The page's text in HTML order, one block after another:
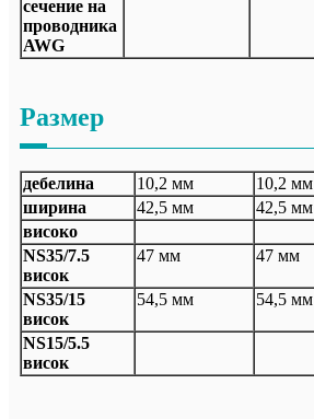
сечение на
проводника
AWG
Размер
дебелина 10,2 мм 10,2 мм
ширина
42,5 мм 42,5 мм
високо
NS35/7.5
висок
47 мм 47 мм
NS35/15
висок
54,5 мм 54,5 мм
NS15/5.5
висок